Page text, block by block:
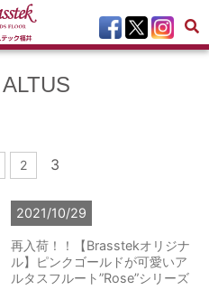
ALTUS
2 3
2021/10/29
再入荷！！【Brasstekオリジナ
ル】ピンクゴールドが可愛いア
ルタスフルート”Rose”シリーズ